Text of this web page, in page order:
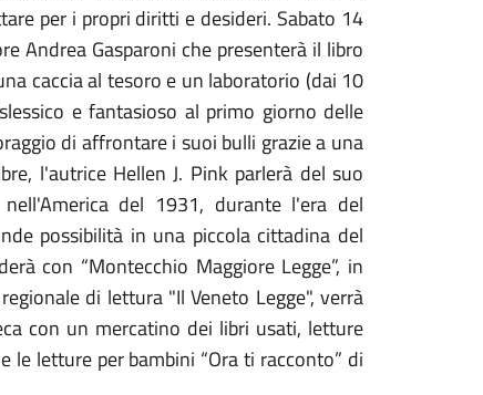
per i propri diritti e desideri. Sabato 14
Andrea Gasparoni che presenterà il libro
caccia al tesoro e un laboratorio (dai 10
e fantasioso al primo giorno delle
di affrontare i suoi bulli grazie a una
l'autrice Hellen J. Pink parlerà del suo
del 1931, durante l'era del
possibilità in una piccola cittadina del
con “Montecchio Maggiore Legge”, in
di lettura "Il Veneto Legge", verrà
con un mercatino dei libri usati, letture
le letture per bambini “Ora ti racconto” di